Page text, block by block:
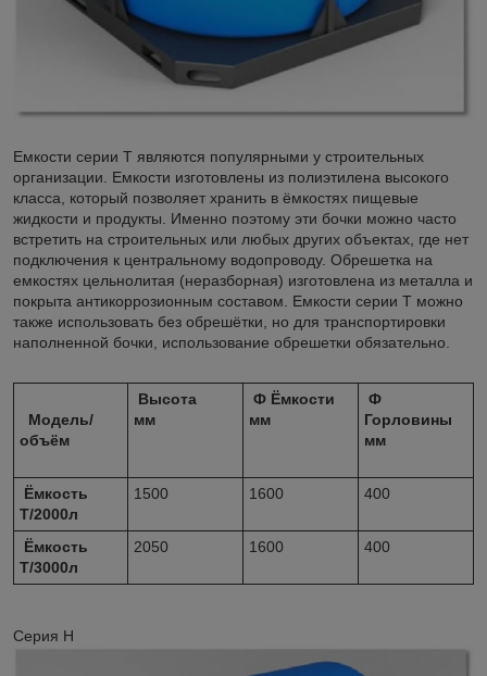
Емкости серии Т являются популярными у строительных
организации. Емкости изготовлены из полиэтилена высокого
класса, который позволяет хранить в ёмкостях пищевые
жидкости и продукты. Именно поэтому эти бочки можно часто
встретить на строительных или любых других объектах, где нет
подключения к центральному водопроводу. Обрешетка на
емкостях цельнолитая (неразборная) изготовлена из металла и
покрыта антикоррозионным составом. Емкости серии Т можно
также использовать без обрешётки, но для транспортировки
наполненной бочки, использование обрешетки обязательно.
Модель/
объём
Высота
мм
Ф Ёмкости
мм
Ф
Горловины
мм
Ёмкость
Т/2000л
1500 1600 400
Ёмкость
Т/3000л
2050 1600 400
Серия Н